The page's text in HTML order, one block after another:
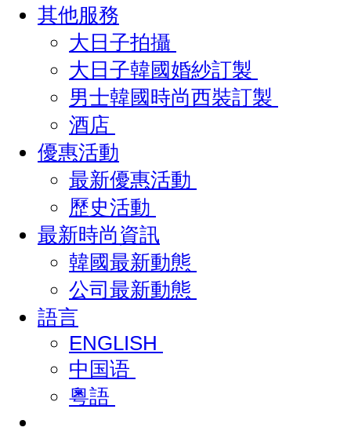
其他服務
大日子拍攝
大日子韓國婚紗訂製
男士韓國時尚西裝訂製
酒店
優惠活動
最新優惠活動
歷史活動
最新時尚資訊
韓國最新動態
公司最新動態
語言
ENGLISH
中国语
粵語